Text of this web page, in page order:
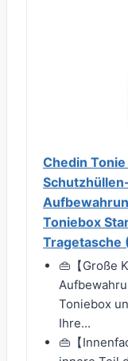
Chedin
Toniebox
Tragetasche
👜【Große
Toniebox
Ihre...
👜【